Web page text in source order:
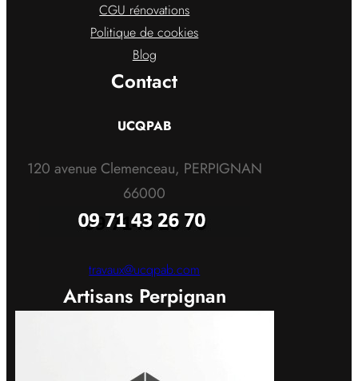
CGU rénovations
Politique de cookies
Blog
Contact
UCQPAB
120 avenue Clemenceau, PERPIGNAN
66000
travaux@ucqpab.com
Artisans Perpignan